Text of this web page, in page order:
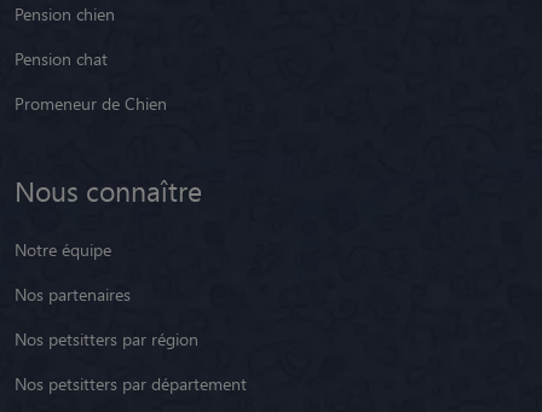
Pension chien
Pension chat
Promeneur de Chien
Nous connaître
Notre équipe
Nos partenaires
Nos petsitters par région
Nos petsitters par département